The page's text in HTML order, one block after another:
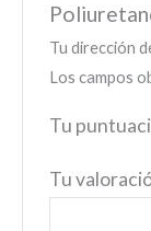
Tu dirección
Los campos
Tu
Tu